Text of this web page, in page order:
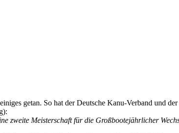
getan. So hat der Deutsche Kanu-Verband und
zweite Meisterschaft für die Großbootejährlicher